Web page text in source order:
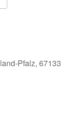
Pfalz, 67133